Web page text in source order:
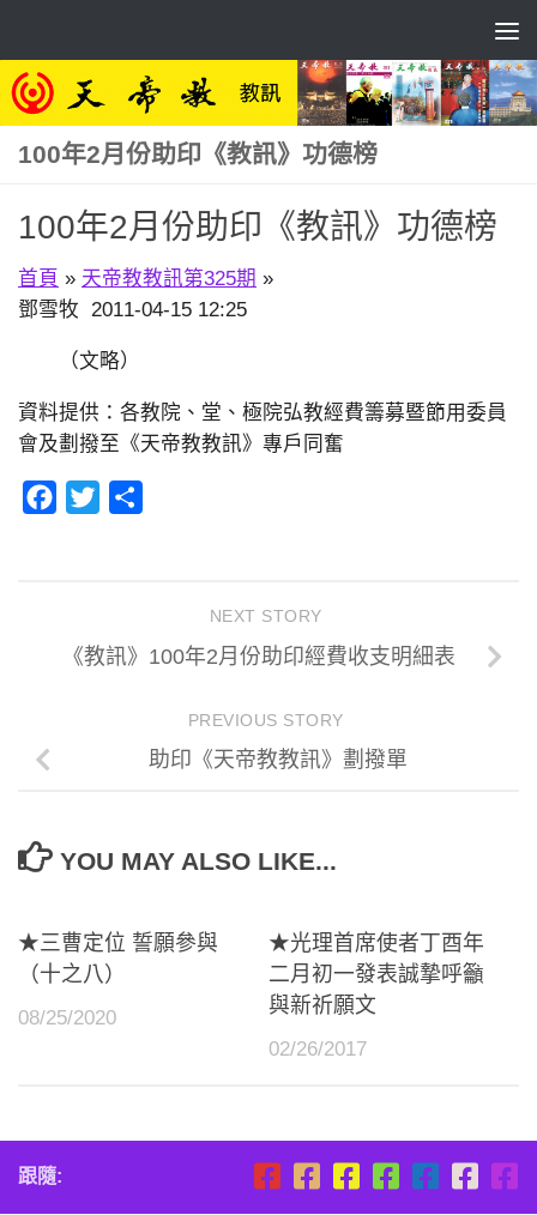
100年2月份助印《教訊》功德榜
100年2月份助印《教訊》功德榜
首頁 » 天帝教教訊第325期 »
鄧雪牧 2011-04-15 12:25
（文略）
資料提供：各教院、堂、極院弘教經費籌募暨節用委員
會及劃撥至《天帝教教訊》專戶同奮
Facebook
Twitter
NEXT STORY
《教訊》100年2月份助印經費收支明細表
PREVIOUS STORY
助印《天帝教教訊》劃撥單
YOU MAY ALSO LIKE...
★三曹定位 誓願參與
（十之八）
08/25/2020
★光理首席使者丁酉年
二月初一發表誠摯呼籲
與新祈願文
02/26/2017
跟隨: